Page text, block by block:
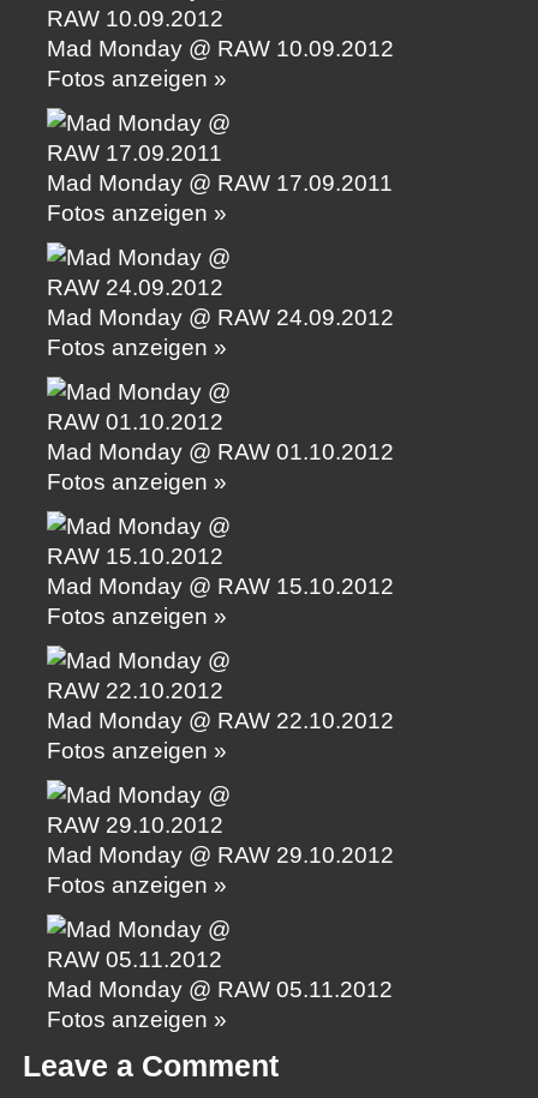
Mad Monday @ RAW 10.09.2012
Fotos anzeigen »
Mad Monday @ RAW 17.09.2011
Fotos anzeigen »
Mad Monday @ RAW 24.09.2012
Fotos anzeigen »
Mad Monday @ RAW 01.10.2012
Fotos anzeigen »
Mad Monday @ RAW 15.10.2012
Fotos anzeigen »
Mad Monday @ RAW 22.10.2012
Fotos anzeigen »
Mad Monday @ RAW 29.10.2012
Fotos anzeigen »
Mad Monday @ RAW 05.11.2012
Fotos anzeigen »
Leave a Comment